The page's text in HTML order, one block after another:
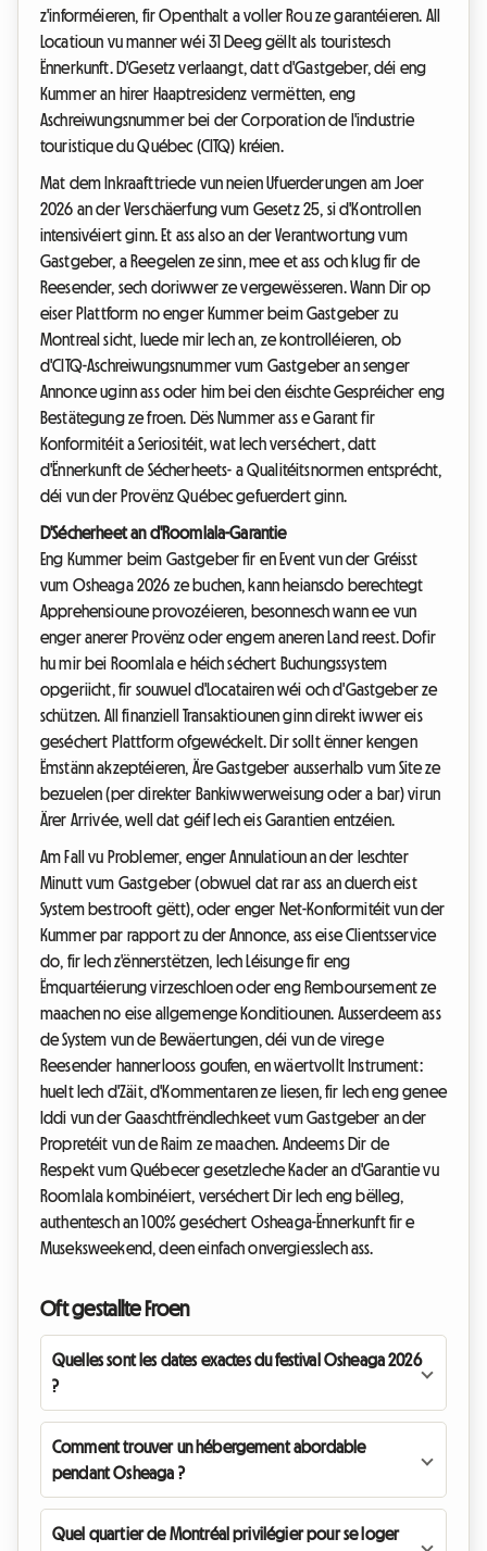
z'informéieren, fir Openthalt a voller Rou ze garantéieren. All
Locatioun vu manner wéi 31 Deeg gëllt als touristesch
Ënnerkunft. D'Gesetz verlaangt, datt d'Gastgeber, déi eng
Kummer an hirer Haaptresidenz vermëtten, eng
Aschreiwungsnummer bei der Corporation de l'industrie
touristique du Québec (CITQ) kréien.
Mat dem Inkraafttriede vun neien Ufuerderungen am Joer
2026 an der Verschäerfung vum Gesetz 25, si d'Kontrollen
intensivéiert ginn. Et ass also an der Verantwortung vum
Gastgeber, a Reegelen ze sinn, mee et ass och klug fir de
Reesender, sech doriwwer ze vergewësseren. Wann Dir op
eiser Plattform no enger Kummer beim Gastgeber zu
Montreal sicht, luede mir Iech an, ze kontrolléieren, ob
d'CITQ-Aschreiwungsnummer vum Gastgeber an senger
Annonce uginn ass oder him bei den éischte Gespréicher eng
Bestätegung ze froen. Dës Nummer ass e Garant fir
Konformitéit a Seriositéit, wat Iech verséchert, datt
d'Ënnerkunft de Sécherheets- a Qualitéitsnormen entsprécht,
déi vun der Provënz Québec gefuerdert ginn.
D'Sécherheet an d'Roomlala-Garantie
Eng Kummer beim Gastgeber fir en Event vun der Gréisst
vum Osheaga 2026 ze buchen, kann heiansdo berechtegt
Apprehensioune provozéieren, besonnesch wann ee vun
enger anerer Provënz oder engem aneren Land reest. Dofir
hu mir bei Roomlala e héich séchert Buchungssystem
opgeriicht, fir souwuel d'Locatairen wéi och d'Gastgeber ze
schützen. All finanziell Transaktiounen ginn direkt iwwer eis
geséchert Plattform ofgewéckelt. Dir sollt ënner kengen
Ëmstänn akzeptéieren, Äre Gastgeber ausserhalb vum Site ze
bezuelen (per direkter Bankiwwerweisung oder a bar) virun
Ärer Arrivée, well dat géif Iech eis Garantien entzéien.
Am Fall vu Problemer, enger Annulatioun an der leschter
Minutt vum Gastgeber (obwuel dat rar ass an duerch eist
System bestrooft gëtt), oder enger Net-Konformitéit vun der
Kummer par rapport zu der Annonce, ass eise Clientsservice
do, fir Iech z'ënnerstëtzen, Iech Léisunge fir eng
Ëmquartéierung virzeschloen oder eng Remboursement ze
maachen no eise allgemenge Konditiounen. Ausserdeem ass
de System vun de Bewäertungen, déi vun de virege
Reesender hannerlooss goufen, en wäertvollt Instrument:
huelt Iech d'Zäit, d'Kommentaren ze liesen, fir Iech eng genee
Iddi vun der Gaaschtfrëndlechkeet vum Gastgeber an der
Propretéit vun de Raim ze maachen. Andeems Dir de
Respekt vum Québecer gesetzleche Kader an d'Garantie vu
Roomlala kombinéiert, verséchert Dir Iech eng bëlleg,
authentesch an 100% geséchert Osheaga-Ënnerkunft fir e
Museksweekend, deen einfach onvergiesslech ass.
Oft gestallte Froen
Quelles sont les dates exactes du festival Osheaga 2026
?
Comment trouver un hébergement abordable
pendant Osheaga ?
Quel quartier de Montréal privilégier pour se loger